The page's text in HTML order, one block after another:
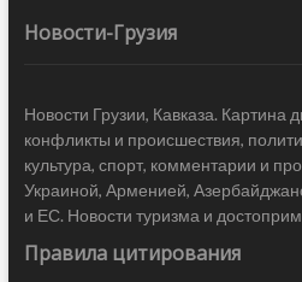
Новости-Грузия
Новости Грузии, Кавказа. Картина
конфликты и происшествия,
культура, спорт, комментарии и
Украиной, Арменией,
и ЕС. Новости туризма и
Правила цитирования